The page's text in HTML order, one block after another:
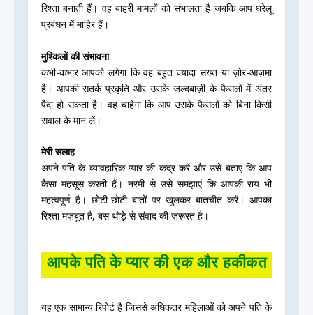
रिश्ता बनाती हैं। वह बाहरी मामलों को संभालता है जबकि आप घरेलू
प्रबंधन में माहिर हैं।
मुश्किलों की संभावना
कभी-कभार आपको लगेगा कि वह बहुत ज़्यादा सख्त या ज़ोर-आज़मा
है। आपकी सतर्क प्रकृति और उसके जल्दबाज़ी के फैसलों में अंतर
पैदा हो सकता है। वह चाहेगा कि आप उसके फैसलों को बिना किसी
सवाल के मान लें।
मेरी सलाह
अपने पति के व्यावहारिक प्यार की कद्र करें और उसे बताएं कि आप
कैसा महसूस करती हैं। नरमी से उसे समझाएं कि आपकी राय भी
महत्वपूर्ण है। छोटी-छोटी बातों पर खुलकर बातचीत करें। आपका
रिश्ता मज़बूत है, बस थोड़े से संवाद की ज़रूरत है।
आपके पति के प्यार की एक और हकीकत
यह एक सामान्य रिपोर्ट है जिससे अधिकतर महिलाओं को अपने पति के